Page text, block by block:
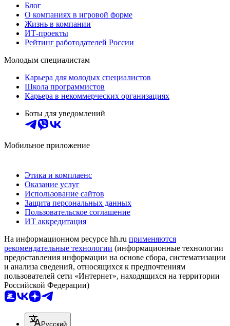
Блог
О компаниях в игровой форме
Жизнь в компании
ИТ-проекты
Рейтинг работодателей России
Молодым специалистам
Карьера для молодых специалистов
Школа программистов
Карьера в некоммерческих организациях
Боты для уведомлений
Мобильное приложение
Этика и комплаенс
Оказание услуг
Использование сайтов
Защита персональных данных
Пользовательское соглашение
ИТ аккредитация
На информационном ресурсе hh.ru применяются
рекомендательные технологии (информационные технологии
предоставления информации на основе сбора, систематизации
и анализа сведений, относящихся к предпочтениям
пользователей сети «Интернет», находящихся на территории
Российской Федерации)
Русский